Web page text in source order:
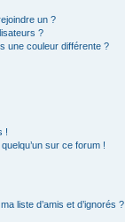
un ?
?
une couleur différente ?
!
sur ce forum !
liste d’amis et d’ignorés ?